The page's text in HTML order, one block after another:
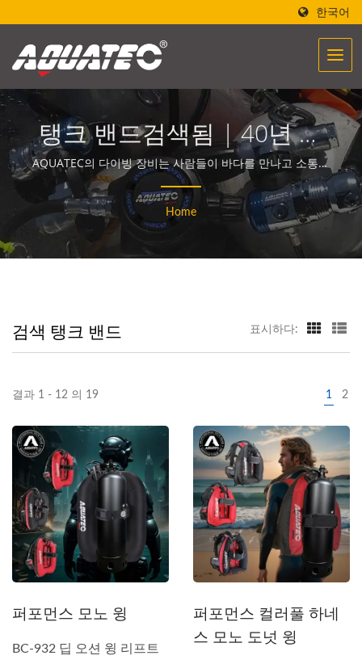
한국어
탱크 밴드검색됨 | 40년 이
상의 스쿠버 장비 및 장비
제조업체 | SCUBA
AQUATEC
AQUATEC의 다이빙 장비는 사람들이 바다를 만나고 소통할
수 있도록 돕는 힘을 만들어냅니다.
Home
검색 탱크 밴드 표시하다:
결과 1 - 12 의 19 1 2
퍼포먼스 모노 윙
BC-932 딥 오션 윙 리프트
퍼포먼스 컬러풀 하네
스 모노 도넛 윙